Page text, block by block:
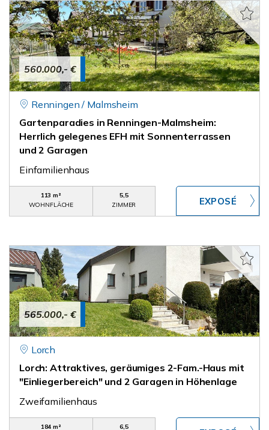
560.000,- €
Renningen / Malmsheim
Gartenparadies in Renningen-Malmsheim:
Herrlich gelegenes EFH mit Sonnenterrassen
und 2 Garagen
Einfamilienhaus
113 m²
WOHNFLÄCHE
5,5
ZIMMER
565.000,- €
Lorch
Lorch: Attraktives, geräumiges 2-Fam.-Haus mit
"Einliegerbereich" und 2 Garagen in Höhenlage
Zweifamilienhaus
184 m² 6,5